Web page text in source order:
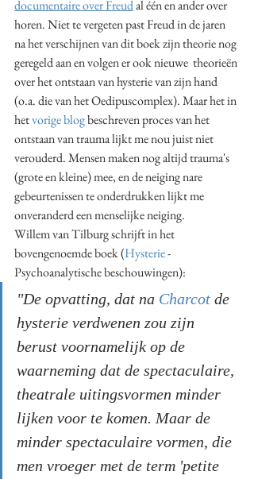
documentaire over Freud al één en ander over
horen. Niet te vergeten past Freud in de jaren
na het verschijnen van dit boek zijn theorie nog
geregeld aan en volgen er ook nieuwe  theorieën
over het ontstaan van hysterie van zijn hand
(o.a. die van het Oedipuscomplex). Maar het in
het vorige blog beschreven proces van het
ontstaan van trauma lijkt me nou juist niet
verouderd. Mensen maken nog altijd trauma's
(grote en kleine) mee, en de neiging nare
gebeurtenissen te onderdrukken lijkt me
onveranderd een menselijke neiging.
Willem van Tilburg schrijft in het
bovengenoemde boek (Hysterie -
Psychoanalytische beschouwingen):
"De opvatting, dat na Charcot de
hysterie verdwenen zou zijn
berust voornamelijk op de
waarneming dat de spectaculaire,
theatrale uitingsvormen minder
lijken voor te komen. Maar de
minder spectaculaire vormen, die
men vroeger met de term 'petite